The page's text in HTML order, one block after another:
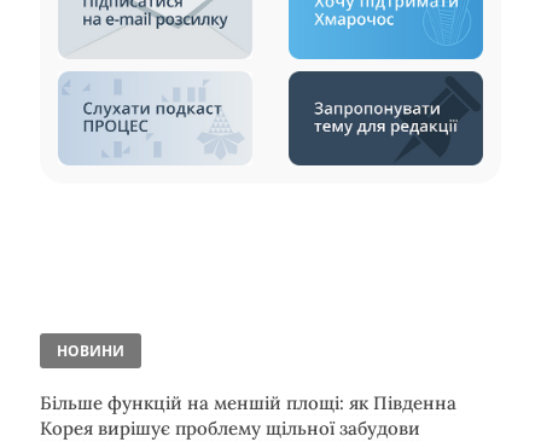
НОВИНИ
Більше функцій на меншій площі: як Південна
Корея вирішує проблему щільної забудови